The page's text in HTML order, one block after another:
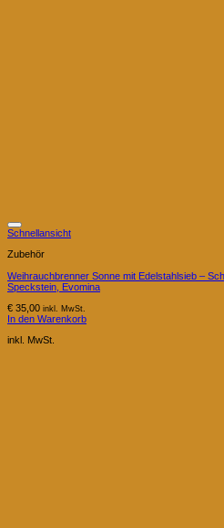
Schnellansicht
Zubehör
Weihrauchbrenner Sonne mit Edelstahlsieb –
Speckstein, Evomina
€ 35,00 inkl. MwSt.
In den Warenkorb
inkl. MwSt.